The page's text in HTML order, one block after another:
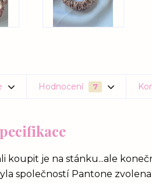
Hodnocení 7
koupit je na stánku...ale
společností Pantone